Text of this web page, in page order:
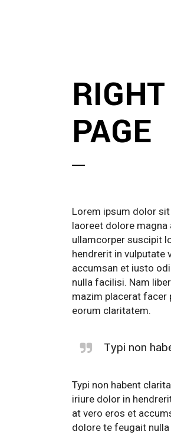
PAGE
Lorem ipsum dolor
laoreet dolore
ullamcorper suscipit
hendrerit in vulputate
accumsan et iusto
nulla facilisi. Nam
mazim placerat facer
eorum claritatem.
Typi non
Typi non habent
iriure dolor in
at vero eros et
dolore te feugait